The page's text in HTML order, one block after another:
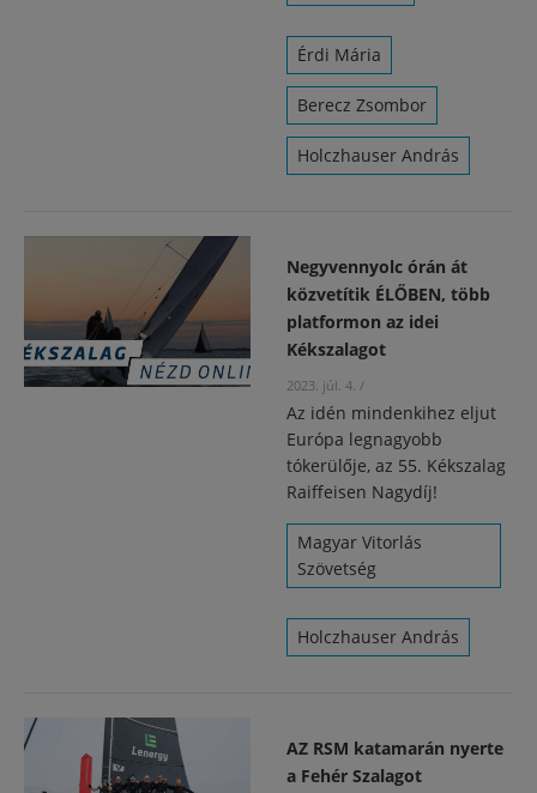
Érdi Mária
Berecz Zsombor
Holczhauser András
Negyvennyolc órán át
közvetítik ÉLŐBEN, több
platformon az idei
Kékszalagot
2023. júl. 4. /
Az idén mindenkihez eljut
Európa legnagyobb
tókerülője, az 55. Kékszalag
Raiffeisen Nagydíj!
Magyar Vitorlás
Szövetség
Holczhauser András
AZ RSM katamarán nyerte
a Fehér Szalagot